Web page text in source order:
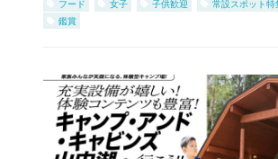
フード 女子 子供歓迎 常設スポット特
鑑賞